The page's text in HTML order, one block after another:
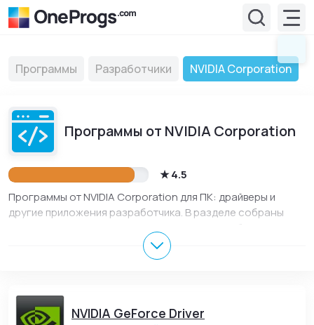
Программы Разработчики NVIDIA Corporation
Программы от NVIDIA Corporation
4.5
Программы от NVIDIA Corporation для ПК: драйверы и
другие приложения разработчика. В разделе собраны
скриншоты и официальные ссылки разработчика для
безопасного скачивания и установки.
NVIDIA GeForce Driver